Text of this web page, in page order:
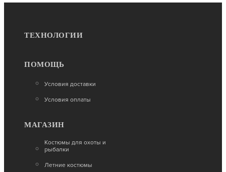
ТЕХНОЛОГИИ
ПОМОЩЬ
Условия доставки
Условия оплаты
МАГАЗИН
Костюмы для охоты и
рыбалки
Летние костюмы